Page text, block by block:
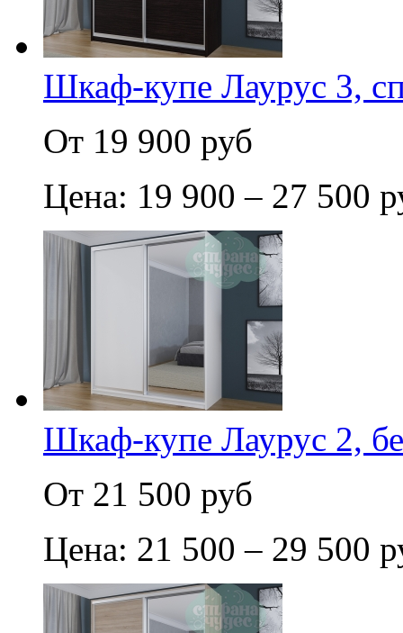
Шкаф-купе Лаурус 3,
От 19 900 руб
Цена: 19 900 – 27 500
Шкаф-купе Лаурус 2,
От 21 500 руб
Цена: 21 500 – 29 500